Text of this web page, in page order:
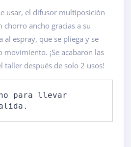
usar, el difusor multiposición
ancho gracias a su
al espray, que se pliega y se
movimiento. ¡Se acabaron las
taller después de solo 2 usos!
para llevar